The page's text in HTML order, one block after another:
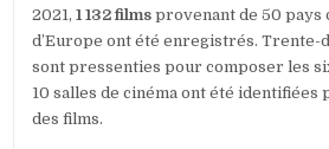
2021,1 132 films provenant de 50 pays
d’Europe ont été enregistrés. Trente-
sont pressenties pour composer les
10 salles de cinéma ont été
des films.